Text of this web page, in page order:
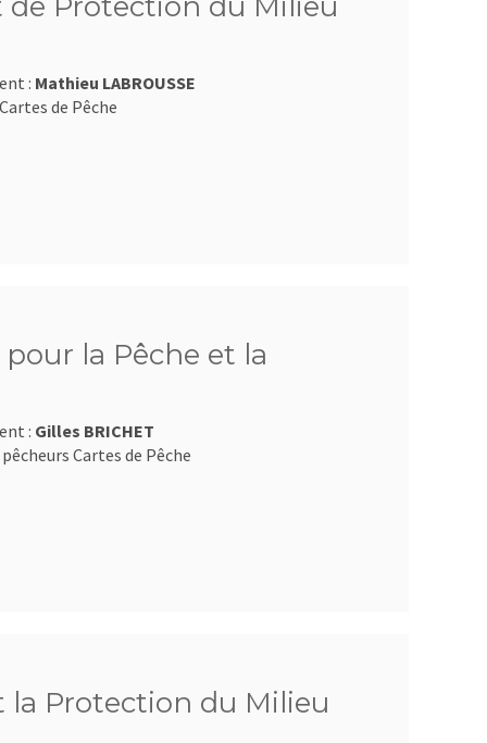
: Mathieu LABROUSSE
de Pêche
la Pêche et la
: Gilles BRICHET
Cartes de Pêche
la Protection du Milieu